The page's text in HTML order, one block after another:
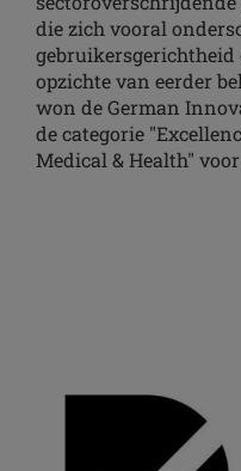
die zich vooral
gebruikersgerichtheid
opzichte van eerder
won de German
de categorie
Medical & Health"